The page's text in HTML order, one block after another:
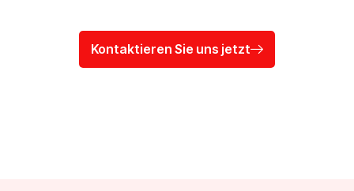
Kontaktieren Sie uns jetzt